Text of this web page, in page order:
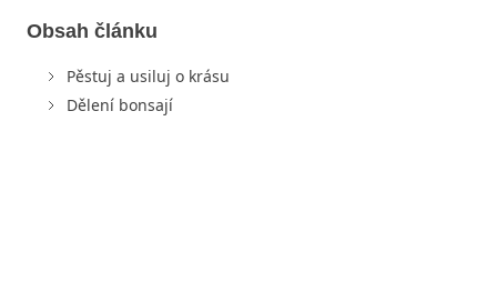
Obsah článku
Pěstuj a usiluj o krásu
Dělení bonsají